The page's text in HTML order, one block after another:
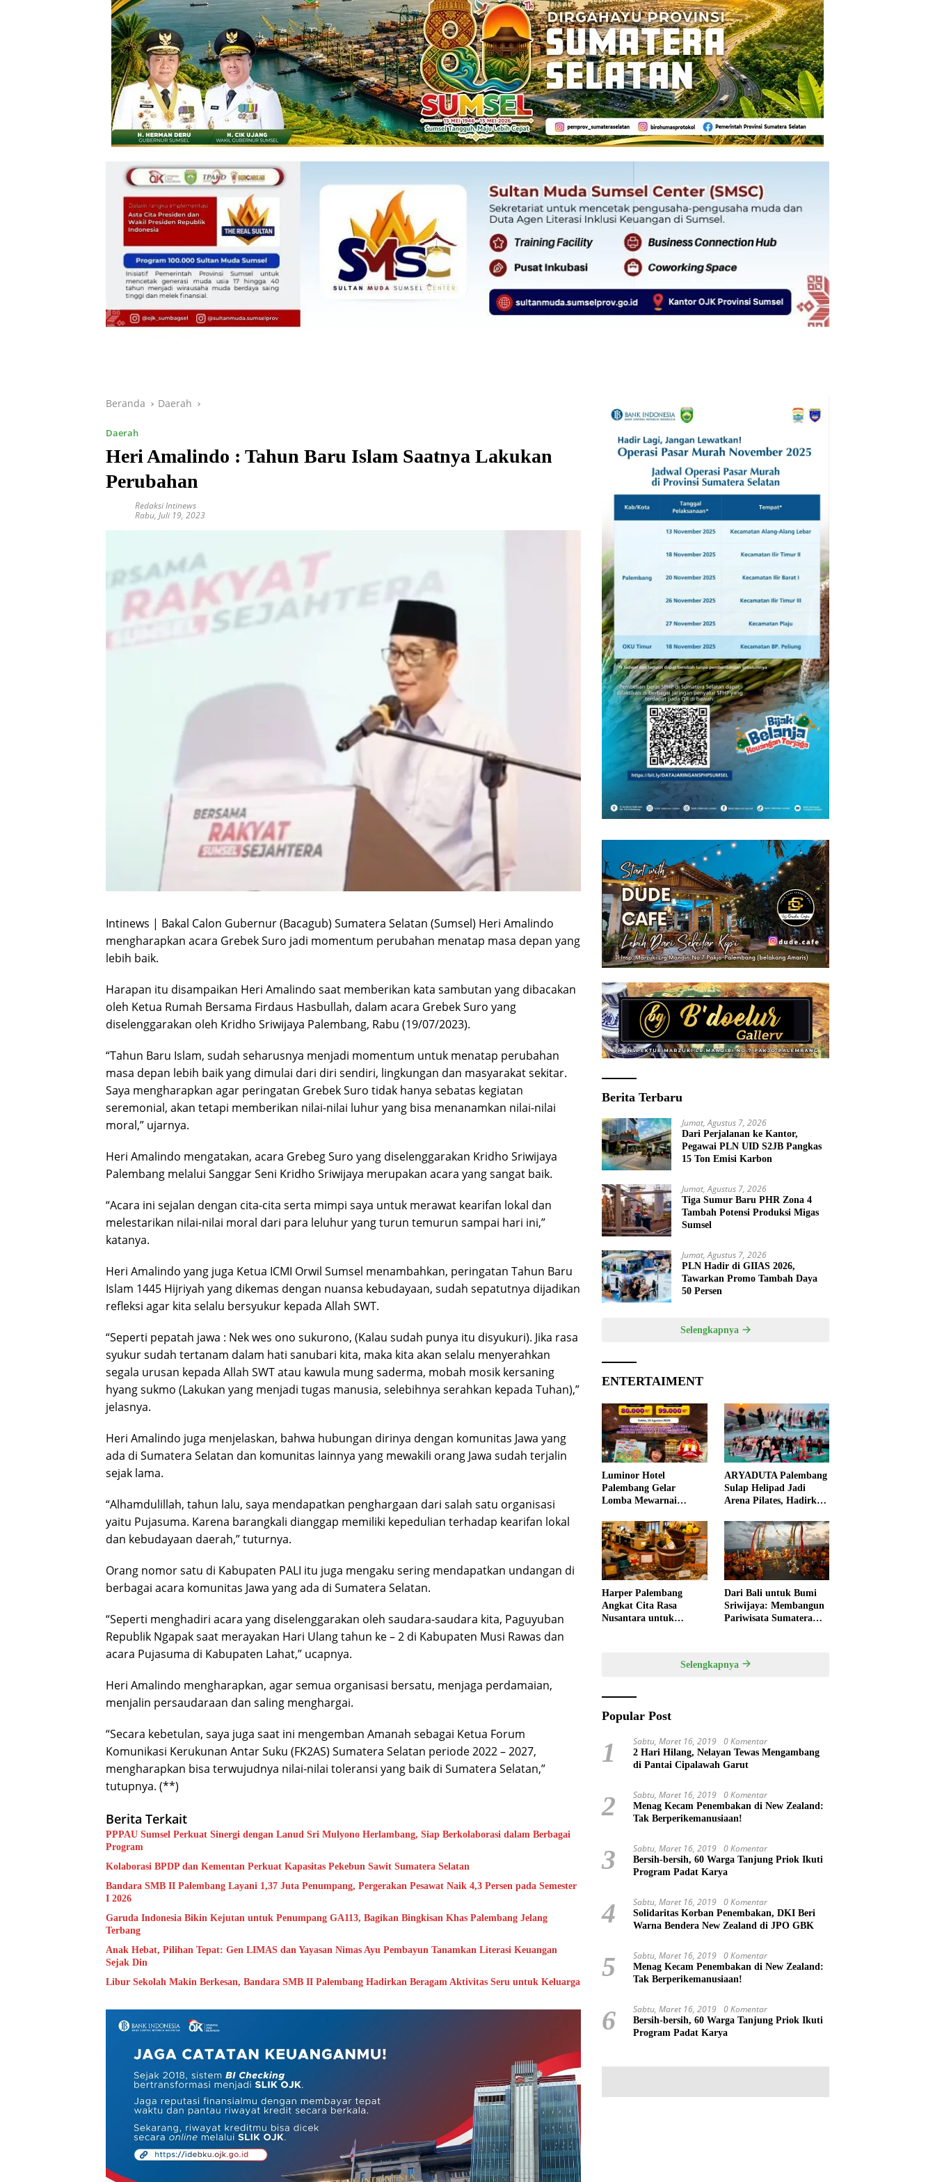
Beranda Daerah
Daerah
Heri Amalindo : Tahun Baru Islam Saatnya Lakukan
Perubahan
Redaksi Intinews
Rabu, Juli 19, 2023
Intinews | Bakal Calon Gubernur (Bacagub) Sumatera Selatan (Sumsel) Heri Amalindo
mengharapkan acara Grebek Suro jadi momentum perubahan menatap masa depan yang
lebih baik.
Harapan itu disampaikan Heri Amalindo saat memberikan kata sambutan yang dibacakan
oleh Ketua Rumah Bersama Firdaus Hasbullah, dalam acara Grebek Suro yang
diselenggarakan oleh Kridho Sriwijaya Palembang, Rabu (19/07/2023).
“Tahun Baru Islam, sudah seharusnya menjadi momentum untuk menatap perubahan
masa depan lebih baik yang dimulai dari diri sendiri, lingkungan dan masyarakat sekitar.
Saya mengharapkan agar peringatan Grebek Suro tidak hanya sebatas kegiatan
seremonial, akan tetapi memberikan nilai-nilai luhur yang bisa menanamkan nilai-nilai
moral,” ujarnya.
Heri Amalindo mengatakan, acara Grebeg Suro yang diselenggarakan Kridho Sriwijaya
Palembang melalui Sanggar Seni Kridho Sriwijaya merupakan acara yang sangat baik.
“Acara ini sejalan dengan cita-cita serta mimpi saya untuk merawat kearifan lokal dan
melestarikan nilai-nilai moral dari para leluhur yang turun temurun sampai hari ini,”
katanya.
Heri Amalindo yang juga Ketua ICMI Orwil Sumsel menambahkan, peringatan Tahun Baru
Islam 1445 Hijriyah yang dikemas dengan nuansa kebudayaan, sudah sepatutnya dijadikan
refleksi agar kita selalu bersyukur kepada Allah SWT.
“Seperti pepatah jawa : Nek wes ono sukurono, (Kalau sudah punya itu disyukuri). Jika rasa
syukur sudah tertanam dalam hati sanubari kita, maka kita akan selalu menyerahkan
segala urusan kepada Allah SWT atau kawula mung saderma, mobah mosik kersaning
hyang sukmo (Lakukan yang menjadi tugas manusia, selebihnya serahkan kepada Tuhan),”
jelasnya.
Heri Amalindo juga menjelaskan, bahwa hubungan dirinya dengan komunitas Jawa yang
ada di Sumatera Selatan dan komunitas lainnya yang mewakili orang Jawa sudah terjalin
sejak lama.
“Alhamdulillah, tahun lalu, saya mendapatkan penghargaan dari salah satu organisasi
yaitu Pujasuma. Karena barangkali dianggap memiliki kepedulian terhadap kearifan lokal
dan kebudayaan daerah,” tuturnya.
Orang nomor satu di Kabupaten PALI itu juga mengaku sering mendapatkan undangan di
berbagai acara komunitas Jawa yang ada di Sumatera Selatan.
“Seperti menghadiri acara yang diselenggarakan oleh saudara-saudara kita, Paguyuban
Republik Ngapak saat merayakan Hari Ulang tahun ke – 2 di Kabupaten Musi Rawas dan
acara Pujasuma di Kabupaten Lahat,” ucapnya.
Heri Amalindo mengharapkan, agar semua organisasi bersatu, menjaga perdamaian,
menjalin persaudaraan dan saling menghargai.
“Secara kebetulan, saya juga saat ini mengemban Amanah sebagai Ketua Forum
Komunikasi Kerukunan Antar Suku (FK2AS) Sumatera Selatan periode 2022 – 2027,
mengharapkan bisa terwujudnya nilai-nilai toleransi yang baik di Sumatera Selatan,”
tutupnya. (**)
Berita Terkait
PPPAU Sumsel Perkuat Sinergi dengan Lanud Sri Mulyono Herlambang, Siap Berkolaborasi dalam Berbagai
Program
Kolaborasi BPDP dan Kementan Perkuat Kapasitas Pekebun Sawit Sumatera Selatan
Bandara SMB II Palembang Layani 1,37 Juta Penumpang, Pergerakan Pesawat Naik 4,3 Persen pada Semester
I 2026
Garuda Indonesia Bikin Kejutan untuk Penumpang GA113, Bagikan Bingkisan Khas Palembang Jelang
Terbang
Anak Hebat, Pilihan Tepat: Gen LIMAS dan Yayasan Nimas Ayu Pembayun Tanamkan Literasi Keuangan
Sejak Din
Libur Sekolah Makin Berkesan, Bandara SMB II Palembang Hadirkan Beragam Aktivitas Seru untuk Keluarga
Berita Terbaru
Jumat, Agustus 7, 2026
Dari Perjalanan ke Kantor,
Pegawai PLN UID S2JB Pangkas
15 Ton Emisi Karbon
Jumat, Agustus 7, 2026
Tiga Sumur Baru PHR Zona 4
Tambah Potensi Produksi Migas
Sumsel
Jumat, Agustus 7, 2026
PLN Hadir di GIIAS 2026,
Tawarkan Promo Tambah Daya
50 Persen
Selengkapnya
ENTERTAIMENT
Luminor Hotel
Palembang Gelar
Lomba Mewarnai
Ajak Anak Asah
Kreativitas
ARYADUTA Palembang
Sulap Helipad Jadi
Arena Pilates, Hadirkan
Pertama di Kota
Pempek
Harper Palembang
Angkat Cita Rasa
Nusantara untuk
Dari Bali untuk Bumi
Sriwijaya: Membangun
Pariwisata Sumatera
Selengkapnya
Popular Post
1 Sabtu, Maret 16, 2019 0 Komentar
2 Hari Hilang, Nelayan Tewas Mengambang
di Pantai Cipalawah Garut
2 Sabtu, Maret 16, 2019 0 Komentar
Menag Kecam Penembakan di New Zealand:
Tak Berperikemanusiaan!
3 Sabtu, Maret 16, 2019 0 Komentar
Bersih-bersih, 60 Warga Tanjung Priok Ikuti
Program Padat Karya
4 Sabtu, Maret 16, 2019 0 Komentar
Solidaritas Korban Penembakan, DKI Beri
Warna Bendera New Zealand di JPO GBK
5 Sabtu, Maret 16, 2019 0 Komentar
Menag Kecam Penembakan di New Zealand:
Tak Berperikemanusiaan!
6 Sabtu, Maret 16, 2019 0 Komentar
Bersih-bersih, 60 Warga Tanjung Priok Ikuti
Program Padat Karya